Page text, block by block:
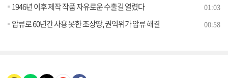
1946년 이후 제작 작품 자유로운 수출길 열렸다 01:03
압류로 60년간 사용 못한 조상땅, 권익위가 압류 해결 00:58